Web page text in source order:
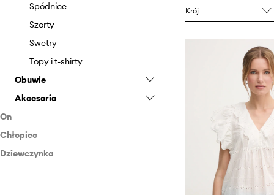
Spódnice
Szorty
Swetry
Topy i t-shirty
Obuwie
Baleriny
Mokasyny i półbuty
Klapki i sandały
Akcesoria
Paski
Portfele
On
Odzież
Bielizna
Obuwie
Chłopiec
Odzież
Dziewczynka
Krój